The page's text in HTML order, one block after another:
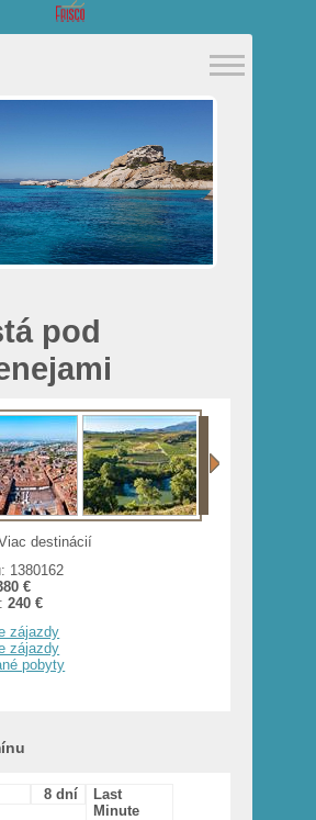
pod
destinácií
1380162
€
240 €
zájazdy
zájazdy
pobyty
8 dní
Last
Minute